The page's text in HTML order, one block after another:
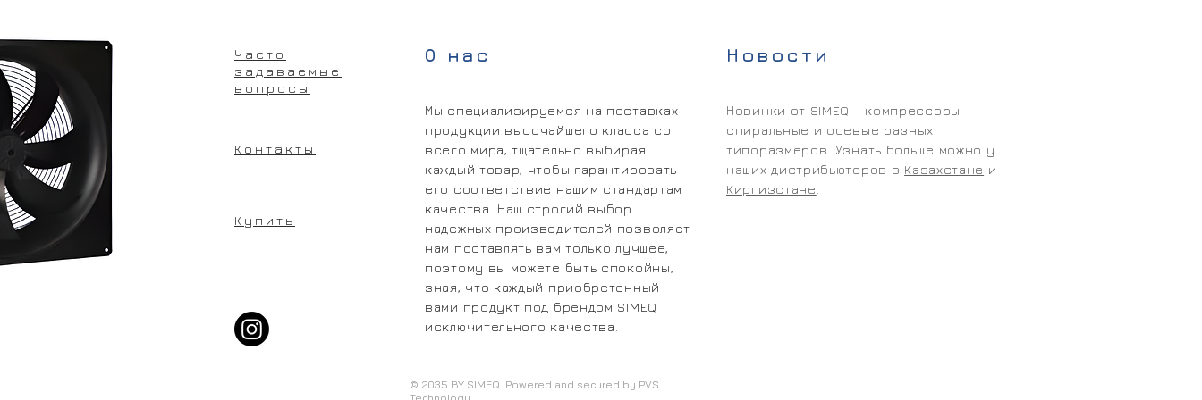
Часто
задаваемые
вопросы
Контакты
Купить
О нас Новости
Мы специализируемся на поставках
продукции высочайшего класса со
всего мира, тщательно выбирая
каждый товар, чтобы гарантировать
его соответствие нашим стандартам
качества. Наш строгий выбор
надежных производителей позволяет
нам поставлять вам только лучшее,
поэтому вы можете быть спокойны,
зная, что каждый приобретенный
вами продукт под брендом SIMEQ
исключительного качества.
Новинки от SIMEQ - компрессоры
спиральные и осевые разных
типоразмеров. Узнать больше можно у
наших дистрибьюторов в Казахстане и
Киргизстане
© 2035 BY SIMEQ. Powered and secured by PVS